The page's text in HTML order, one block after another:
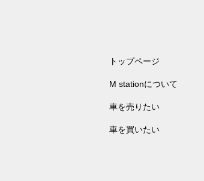
トップページ
M stationについて
車を売りたい
車を買いたい